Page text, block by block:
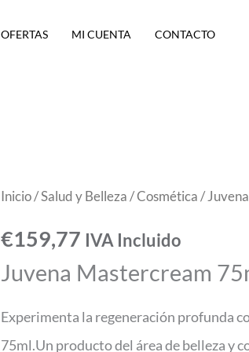
OFERTAS MI CUENTA CONTACTO
Inicio/Salud y Belleza /Cosmética /
€159,77 IVA Incluido
Juvena Mastercream
Experimenta la regeneración profunda
75ml.Un producto del área de belleza y
Juvena
75ml
cantidad